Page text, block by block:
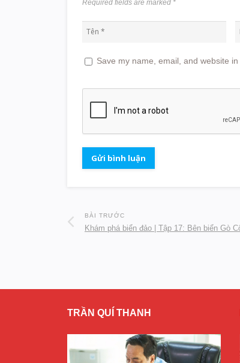
Required fields are marked *
Save my name, email, and website
BÀI TRƯỚC
Khám phá biển đảo | Tập 17: Bên biển Gò
TRẦN QUÍ THANH